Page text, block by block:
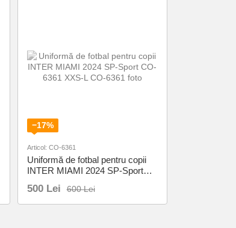
−17%
Articol: CO-6361
Uniformă de fotbal pentru copii
INTER MIAMI 2024 SP-Sport
600 Lei
500 Lei